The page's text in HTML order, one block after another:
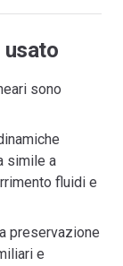
usato
sono
simile a
fluidi e
preservazione
e